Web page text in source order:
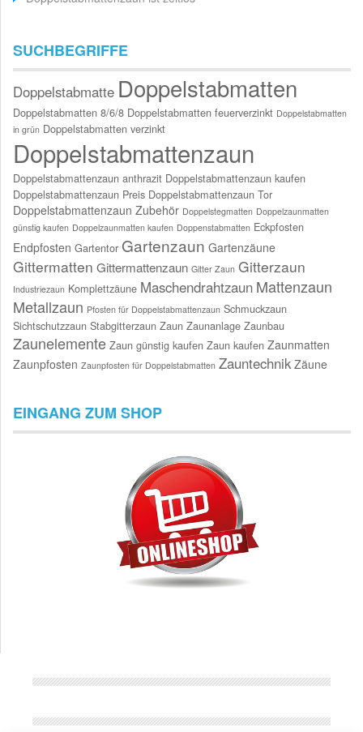
SUCHBEGRIFFE
Doppelstabmatte Doppelstabmatten
Doppelstabmatten 8/6/8 Doppelstabmatten feuerverzinkt Doppelstabmatten
in grün Doppelstabmatten verzinkt
Doppelstabmattenzaun
Doppelstabmattenzaun anthrazit Doppelstabmattenzaun kaufen
Doppelstabmattenzaun Preis Doppelstabmattenzaun Tor
Doppelstabmattenzaun Zubehör Doppelstegmatten Doppelzaunmatten
günstig kaufen Doppelzaunmatten kaufen Doppenstabmatten Eckpfosten
Endpfosten Gartentor Gartenzaun Gartenzäune
Gittermatten Gittermattenzaun Gitter Zaun Gitterzaun
Industriezaun Komplettzäune Maschendrahtzaun Mattenzaun
Metallzaun Pfosten für Doppelstabmattenzaun Schmuckzaun
Sichtschutzzaun Stabgitterzaun Zaun Zaunanlage Zaunbau
Zaunelemente Zaun günstig kaufen Zaun kaufen Zaunmatten
Zaunpfosten Zaunpfosten für Doppelstabmatten Zauntechnik Zäune
EINGANG ZUM SHOP